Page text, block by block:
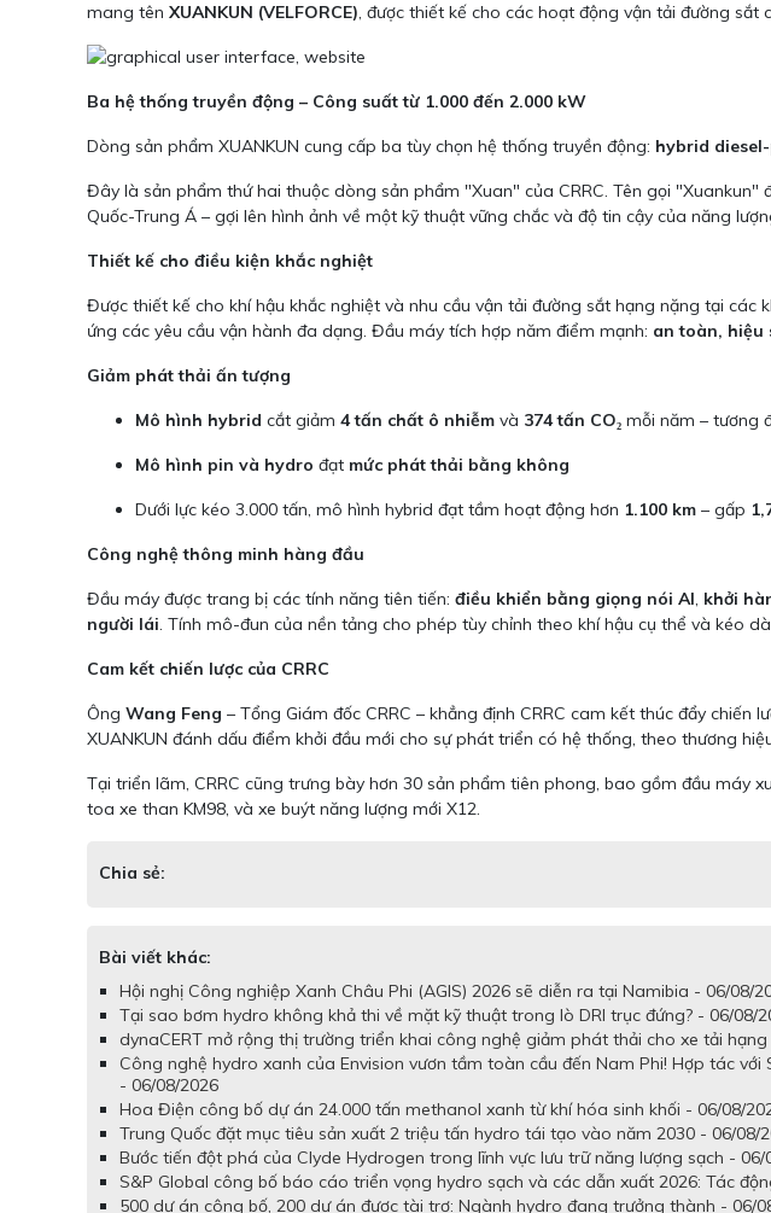
mang tên XUANKUN (VELFORCE), được thiết kế cho các hoạt động vận tải đường
Ba hệ thống truyền động – Công suất từ 1.000 đến 2.000 kW
Dòng sản phẩm XUANKUN cung cấp ba tùy chọn hệ thống truyền động: hybrid
Đây là sản phẩm thứ hai thuộc dòng sản phẩm "Xuan" của CRRC. Tên gọi
Quốc-Trung Á – gợi lên hình ảnh về một kỹ thuật vững chắc và độ tin cậy của năng
Thiết kế cho điều kiện khắc nghiệt
Được thiết kế cho khí hậu khắc nghiệt và nhu cầu vận tải đường sắt hạng nặng tại
ứng các yêu cầu vận hành đa dạng. Đầu máy tích hợp năm điểm mạnh: an toàn, hiệu
Giảm phát thải ấn tượng
Mô hình hybrid cắt giảm 4 tấn chất ô nhiễm và 374 tấn CO₂ mỗi năm – tương
Mô hình pin và hydro đạt mức phát thải bằng không
Dưới lực kéo 3.000 tấn, mô hình hybrid đạt tầm hoạt động hơn 1.100 km – gấp
Công nghệ thông minh hàng đầu
Đầu máy được trang bị các tính năng tiên tiến: điều khiển bằng giọng nói AI, khởi
người lái. Tính mô-đun của nền tảng cho phép tùy chỉnh theo khí hậu cụ thể và kéo
Cam kết chiến lược của CRRC
Ông Wang Feng – Tổng Giám đốc CRRC – khẳng định CRRC cam kết thúc đẩy
XUANKUN đánh dấu điểm khởi đầu mới cho sự phát triển có hệ thống, theo thương
Tại triển lãm, CRRC cũng trưng bày hơn 30 sản phẩm tiên phong, bao gồm đầu máy
toa xe than KM98, và xe buýt năng lượng mới X12.
Chia sẻ:
Bài viết khác:
Hội nghị Công nghiệp Xanh Châu Phi (AGIS) 2026 sẽ diễn ra tại Namibia - 06/08/
Tại sao bơm hydro không khả thi về mặt kỹ thuật trong lò DRI trục đứng? - 06/08/
dynaCERT mở rộng thị trường triển khai công nghệ giảm phát thải cho xe tải
Công nghệ hydro xanh của Envision vươn tầm toàn cầu đến Nam Phi! Hợp tác
- 06/08/2026
Hoa Điện công bố dự án 24.000 tấn methanol xanh từ khí hóa sinh khối - 06/08/
Trung Quốc đặt mục tiêu sản xuất 2 triệu tấn hydro tái tạo vào năm 2030 - 06/08/
Bước tiến đột phá của Clyde Hydrogen trong lĩnh vực lưu trữ năng lượng sạch - 06/
S&P Global công bố báo cáo triển vọng hydro sạch và các dẫn xuất 2026: Tác
500 dự án công bố, 200 dự án được tài trợ: Ngành hydro đang trưởng thành - 06/